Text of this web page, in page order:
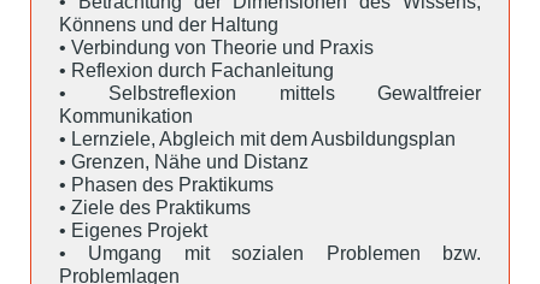
Könnens und der Haltung
• Verbindung von Theorie und Praxis
• Reflexion durch Fachanleitung
• Selbstreflexion mittels Gewaltfreier
Kommunikation
• Lernziele, Abgleich mit dem Ausbildungsplan
• Grenzen, Nähe und Distanz
• Phasen des Praktikums
• Ziele des Praktikums
• Eigenes Projekt
• Umgang mit sozialen Problemen bzw.
Problemlagen